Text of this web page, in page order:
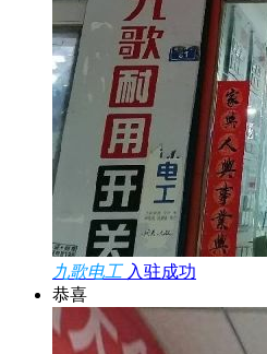
九歌电工入驻成功
恭喜